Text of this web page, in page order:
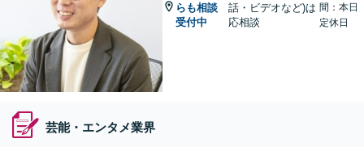
らも相談
受付中
話・ビデオなど)は
応相談
間：本日
定休日
芸能・エンタメ業界